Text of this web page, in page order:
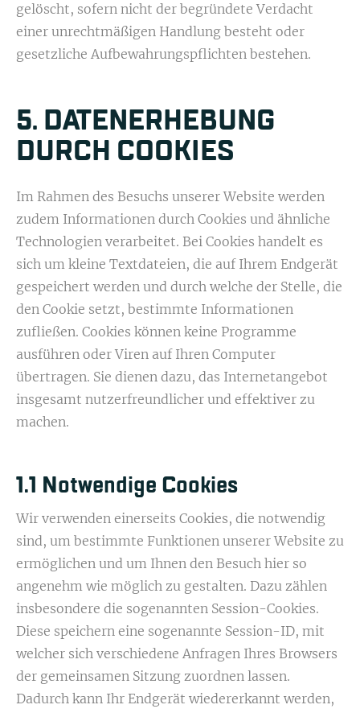
gelöscht, sofern nicht der begründete Verdacht
einer unrechtmäßigen Handlung besteht oder
gesetzliche Aufbewahrungspflichten bestehen.
5. DATENERHEBUNG
DURCH COOKIES
Im Rahmen des Besuchs unserer Website werden
zudem Informationen durch Cookies und ähnliche
Technologien verarbeitet. Bei Cookies handelt es
sich um kleine Textdateien, die auf Ihrem Endgerät
gespeichert werden und durch welche der Stelle, die
den Cookie setzt, bestimmte Informationen
zufließen. Cookies können keine Programme
ausführen oder Viren auf Ihren Computer
übertragen. Sie dienen dazu, das Internetangebot
insgesamt nutzerfreundlicher und effektiver zu
machen.
1.1 Notwendige Cookies
Wir verwenden einerseits Cookies, die notwendig
sind, um bestimmte Funktionen unserer Website zu
ermöglichen und um Ihnen den Besuch hier so
angenehm wie möglich zu gestalten. Dazu zählen
insbesondere die sogenannten Session-Cookies.
Diese speichern eine sogenannte Session-ID, mit
welcher sich verschiedene Anfragen Ihres Browsers
der gemeinsamen Sitzung zuordnen lassen.
Dadurch kann Ihr Endgerät wiedererkannt werden,